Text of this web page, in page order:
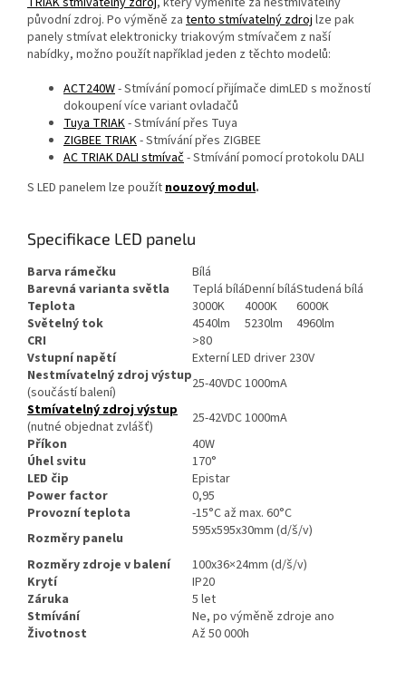
původní zdroj. Po výměně za tento stmívatelný zdroj lze pak
panely stmívat elektronicky triakovým stmívačem z naší
nabídky, možno použít například jeden z těchto modelů:
ACT240W- Stmívání pomocí přijímače dimLED s možností
dokoupení více variant ovladačů
Tuya TRIAK- Stmívání přes Tuya
ZIGBEE TRIAK- Stmívání přes ZIGBEE
AC TRIAK DALI stmívač- Stmívání pomocí protokolu DALI
S LED panelem lze použítnouzový modul.
Specifikace LED panelu
Barva rámečku
Bílá
Barevná varianta světla
Teplá bíláDenní bíláStudená bílá
Teplota
3000K 4000K
6000K
Světelný tok
4540lm 5230lm
4960lm
CRI
>80
Vstupní napětí
Externí LED driver 230V
Nestmívatelný zdroj výstup
(součástí balení)
25-40VDC 1000mA
Stmívatelný zdroj výstup
(nutné objednat zvlášť)
25-42VDC 1000mA
Příkon
40W
Úhel svitu
170°
LED čip
Epistar
Power factor
0,95
Provozní teplota
-15°C až max. 60°C
Rozměry panelu
595x595x30mm (d/š/v)
Rozměry zdroje v balení
100x36×24mm (d/š/v)
Krytí
IP20
Záruka
5 let
Stmívání
Ne, po výměně zdroje ano
Životnost
Až 50 000h